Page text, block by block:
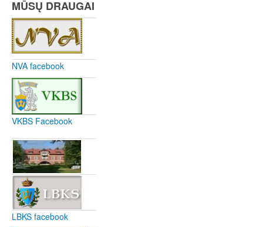
MŪSŲ DRAUGAI
NVA facebook
VKBS Facebook
LBKS facebook